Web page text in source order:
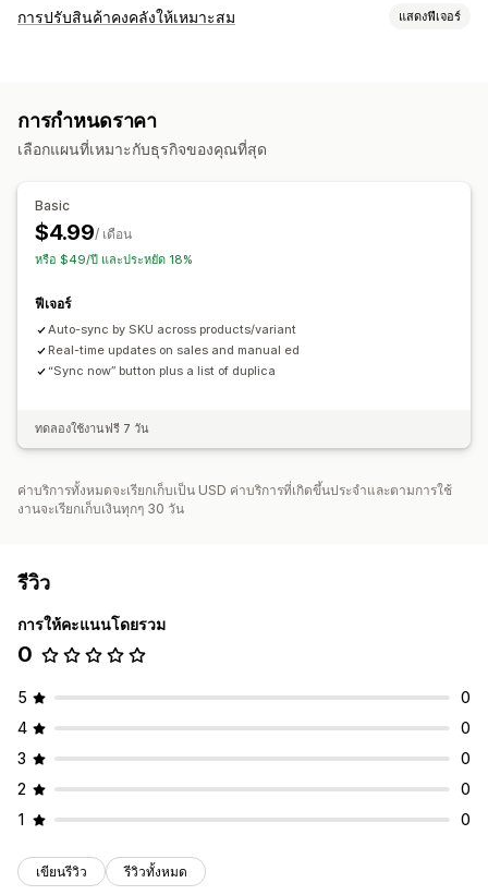
การปรับสินค้าคงคลังให้เหมาะสม แสดงฟีเจอร์
การกำหนดราคา
เลือกแผนที่เหมาะกับธุรกิจของคุณที่สุด
Basic
$4.99/ เดือน
หรือ $49/ปี และประหยัด 18%
ฟีเจอร์
Auto-sync by SKU across products/variant
Real-time updates on sales and manual ed
“Sync now” button plus a list of duplica
ทดลองใช้งานฟรี 7 วัน
ค่าบริการทั้งหมดจะเรียกเก็บเป็น USD ค่าบริการที่เกิดขึ้นประจำและตามการใช้
งานจะเรียกเก็บเงินทุกๆ 30 วัน
รีวิว
การให้คะแนนโดยรวม
0
5
0
4
0
3
0
2
0
1
0
เขียนรีวิว รีวิวทั้งหมด